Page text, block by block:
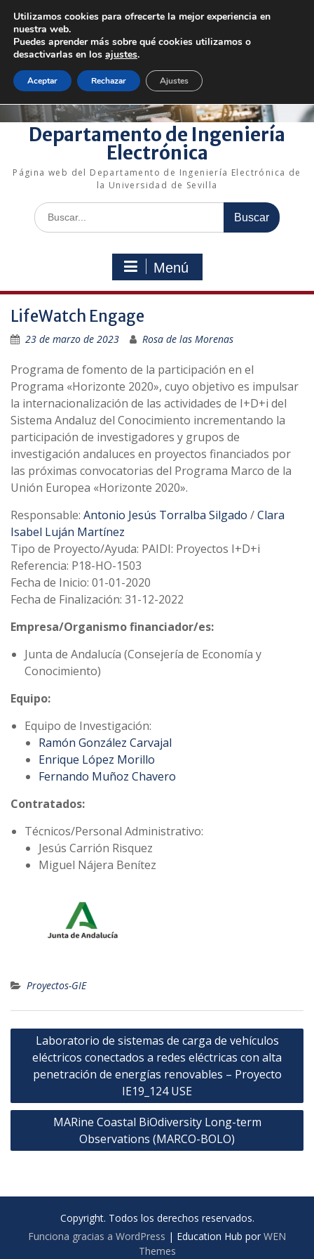
contenido
+34 954 48 73 72 electronica@us.es
Bienvenido a nuestro departamento!
Enlaces rápidos
Departamento de Ingeniería
Electrónica
Página web del Departamento de Ingeniería Electrónica de
la Universidad de Sevilla
Buscar:
Menú
LifeWatch Engage
23 de marzo de 2023 Rosa de las Morenas
Programa de fomento de la participación en el
Programa «Horizonte 2020», cuyo objetivo es impulsar
la internacionalización de las actividades de I+D+i del
Sistema Andaluz del Conocimiento incrementando la
participación de investigadores y grupos de
investigación andaluces en proyectos financiados por
las próximas convocatorias del Programa Marco de la
Unión Europea «Horizonte 2020».
Responsable: Antonio Jesús Torralba Silgado /Clara
Isabel Luján Martínez
Tipo de Proyecto/Ayuda: PAIDI: Proyectos I+D+i
Referencia: P18-HO-1503
Fecha de Inicio: 01-01-2020
Fecha de Finalización: 31-12-2022
Empresa/Organismo financiador/es:
Junta de Andalucía (Consejería de Economía y
Conocimiento)
Equipo:
Equipo de Investigación:
Ramón González Carvajal
Enrique López Morillo
Fernando Muñoz Chavero
Contratados:
Técnicos/Personal Administrativo:
Jesús Carrión Risquez
Miguel Nájera Benítez
Proyectos-GIE
Navegación
entradas
Laboratorio de sistemas de carga de vehículos
eléctricos conectados a redes eléctricas con alta
penetración de energías renovables – Proyecto
IE19_124 USE
MARine Coastal BiOdiversity Long-term
Observations (MARCO-BOLO)
Copyright. Todos los derechos reservados.
Funciona gracias a WordPress | Education Hub por WEN
Themes
Utilizamos cookies para ofrecerte la mejor experiencia en
nuestra web.
Puedes aprender más sobre qué cookies utilizamos o
desactivarlas en los ajustes.
Aceptar Rechazar Ajustes